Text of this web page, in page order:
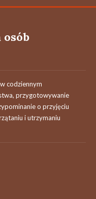
codziennym
przygotowywanie
o przyjęciu
i utrzymaniu